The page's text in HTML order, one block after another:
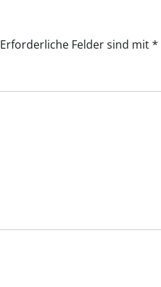
Erforderliche Felder sind mit*